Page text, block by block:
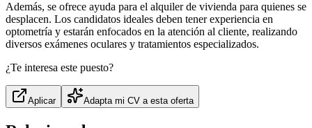
Además, se ofrece ayuda para el alquiler de vivienda para quienes se
desplacen. Los candidatos ideales deben tener experiencia en
optometría y estarán enfocados en la atención al cliente, realizando
diversos exámenes oculares y tratamientos especializados.
¿Te interesa este puesto?
Aplicar Adapta mi CV a esta oferta